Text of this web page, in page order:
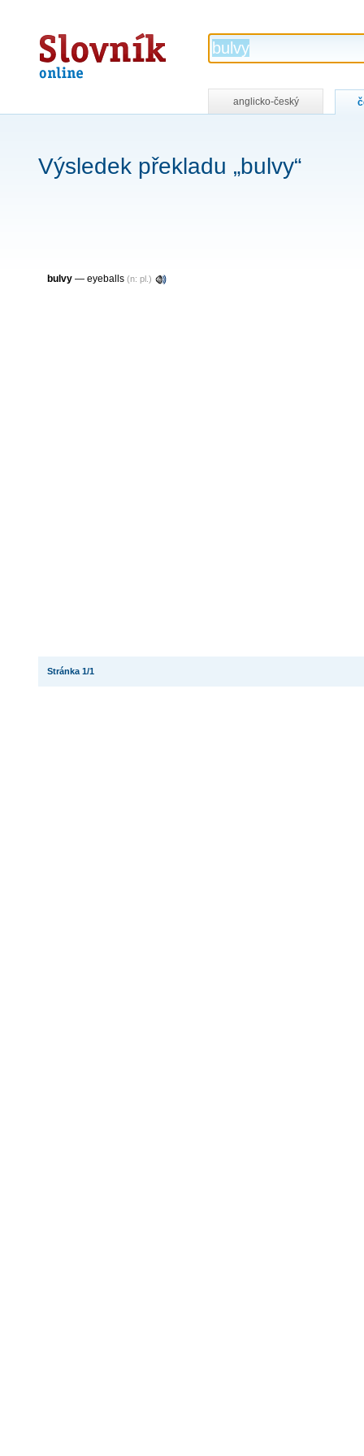
Slovník
online
anglicko-český
Výsledek překladu „bulvy“
bulvy — eyeballs (n: pl.)
Stránka 1/1